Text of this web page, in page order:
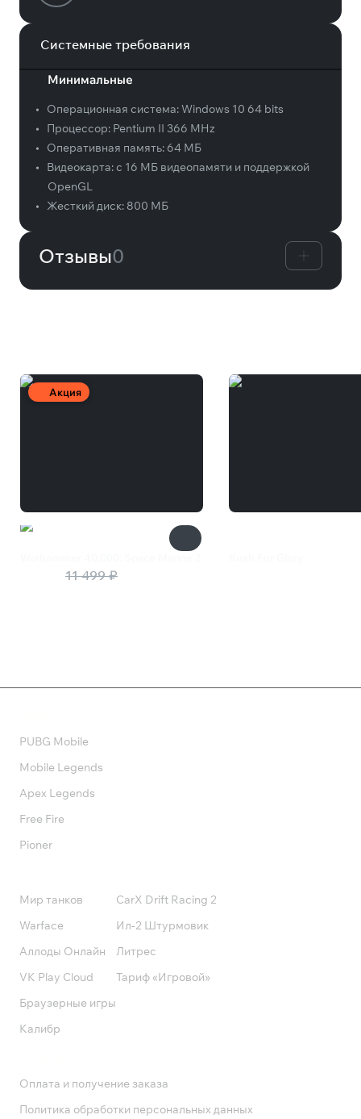
Системные требования
Минимальные
• Операционная система:Windows 10 64 bits
•
Процессор: Pentium II 366 MHz
•
Оперативная память: 64 МБ
•
Видеокарта:с 16 МБ видеопамяти и поддержкой
OpenGL
•
Жесткий диск: 800 МБ
Отзывы0
Акция
11 499 ₽
PUBG Mobile
Mobile Legends
Apex Legends
Free Fire
Pioner
Мир танков
Warface
Аллоды Онлайн
VK Play Cloud
Браузерные игры
Калибр
CarX Drift Racing 2
Ил-2 Штурмовик
Литрес
Тариф «Игровой»
Оплата и получение заказа
Политика обработки персональных данных